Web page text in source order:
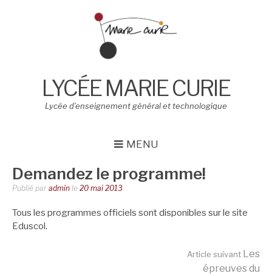
LYCÉE MARIE CURIE
Lycée d’enseignement général et technologique
MENU
Demandez le programme!
Publié par admin le 20 mai 2013
Tous les programmes officiels sont disponibles sur le site
Eduscol.
Article suivant Les
épreuves du